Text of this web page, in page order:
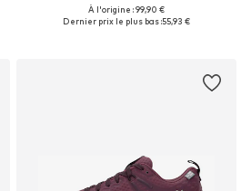
À l'origine : 99,90 €
Dernier prix le plus bas :55,93 €